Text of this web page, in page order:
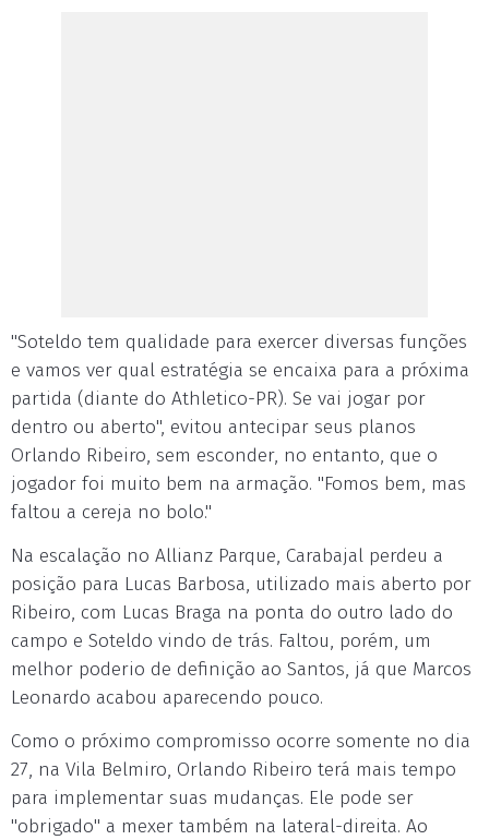
"Soteldo tem qualidade para exercer diversas funções
e vamos ver qual estratégia se encaixa para a próxima
partida (diante do Athletico-PR). Se vai jogar por
dentro ou aberto", evitou antecipar seus planos
Orlando Ribeiro, sem esconder, no entanto, que o
jogador foi muito bem na armação. "Fomos bem, mas
faltou a cereja no bolo."
Na escalação no Allianz Parque, Carabajal perdeu a
posição para Lucas Barbosa, utilizado mais aberto por
Ribeiro, com Lucas Braga na ponta do outro lado do
campo e Soteldo vindo de trás. Faltou, porém, um
melhor poderio de definição ao Santos, já que Marcos
Leonardo acabou aparecendo pouco.
Como o próximo compromisso ocorre somente no dia
27, na Vila Belmiro, Orlando Ribeiro terá mais tempo
para implementar suas mudanças. Ele pode ser
"obrigado" a mexer também na lateral-direita. Ao